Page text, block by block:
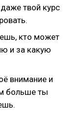
даже твой курс
кто может
и за какую
внимание и
больше ты